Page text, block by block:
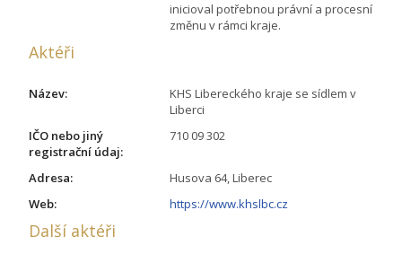
inicioval potřebnou právní a procesní
změnu v rámci kraje.
Aktéři
Název:
KHS Libereckého kraje se sídlem v
Liberci
IČO nebo jiný
registrační údaj:
710 09 302
Adresa:
Husova 64, Liberec
Web:
https://www.khslbc.cz
Další aktéři